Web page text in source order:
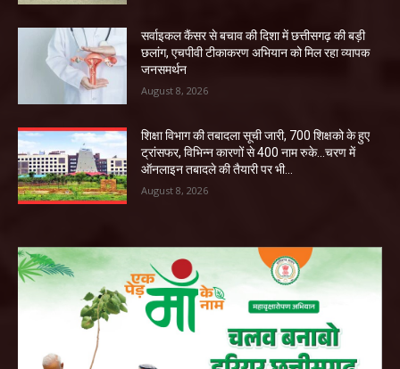
सर्वाइकल कैंसर से बचाव की दिशा में छत्तीसगढ़ की बड़ी
छलांग, एचपीवी टीकाकरण अभियान को मिल रहा व्यापक
जनसमर्थन
August 8, 2026
शिक्षा विभाग की तबादला सूची जारी, 700 शिक्षको के हुए
ट्रांसफर, विभिन्न कारणों से 400 नाम रुके…चरण में
ऑनलाइन तबादले की तैयारी पर भी...
August 8, 2026